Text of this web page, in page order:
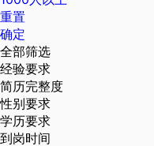
重置
确定
全部筛选
经验要求
简历完整度
性别要求
学历要求
到岗时间